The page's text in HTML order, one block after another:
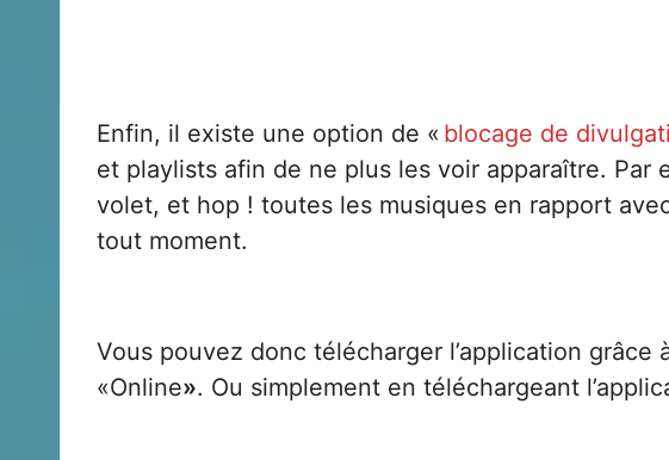
Enfin, il existe une option de « blocage de
et playlists afin de ne plus les voir apparaître. Par
volet, et hop ! toutes les musiques en rapport
tout moment.
Vous pouvez donc télécharger l’application
«Online». Ou simplement en téléchargeant